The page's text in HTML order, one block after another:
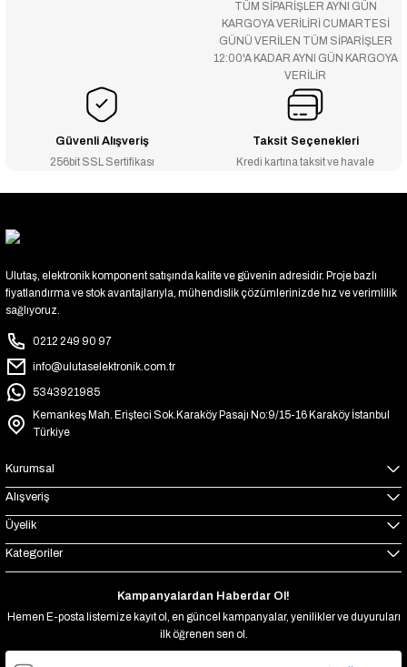
TÜM SİPARİŞLER AYNI GÜN
KARGOYA VERİLİRİ CUMARTESİ
GÜNÜ VERİLEN TÜM SİPARİŞLER
12:00'A KADAR AYNI GÜN KARGOYA
VERİLİR
Güvenli Alışveriş
256bit SSL Sertifikası
Taksit Seçenekleri
Kredi kartına taksit ve havale
Ulutaş, elektronik komponent satışında kalite ve güvenin adresidir. Proje bazlı
fiyatlandırma ve stok avantajlarıyla, mühendislik çözümlerinizde hız ve verimlilik
sağlıyoruz.
0212 249 90 97
info@ulutaselektronik.com.tr
5343921985
Kemankeş Mah. Erişteci Sok.Karaköy Pasajı No:9/15-16 Karaköy İstanbul
Türkiye
Kurumsal
Alışveriş
Üyelik
Kategoriler
Kampanyalardan Haberdar Ol!
Hemen E-posta listemize kayıt ol, en güncel kampanyalar, yenilikler ve duyuruları
ilk öğrenen sen ol.